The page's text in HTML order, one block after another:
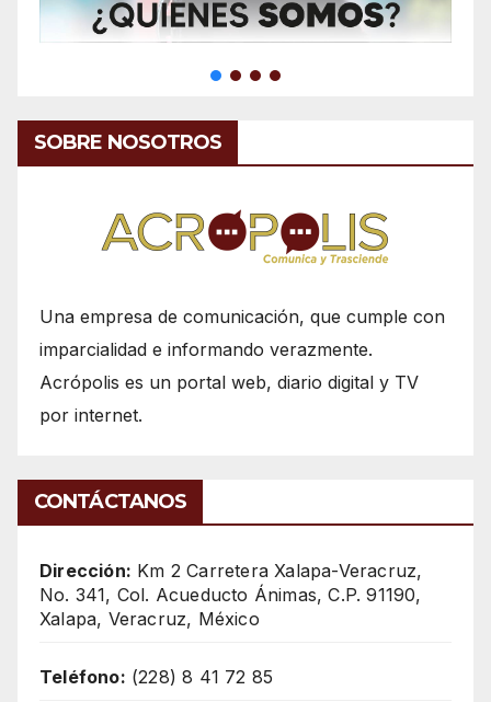
SOBRE NOSOTROS
Una empresa de comunicación, que cumple con
imparcialidad e informando verazmente.
Acrópolis es un portal web, diario digital y TV
por internet.
CONTÁCTANOS
Dirección: Km 2 Carretera Xalapa-Veracruz,
No. 341, Col. Acueducto Ánimas, C.P. 91190,
Xalapa, Veracruz, México
Teléfono: (228) 8 41 72 85